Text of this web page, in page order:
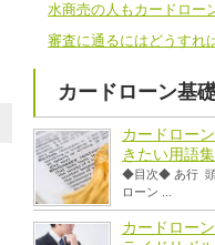
水商売の人もカードロー
審査に通るにはどうすれ
カードローン基
カードロー
きたい用語集
◆目次◆ あ行 頭
ローン ...
カードロー